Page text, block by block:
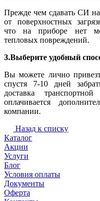
Прежде чем сдавать СИ на
от поверхностных
что на приборе нет
тепловых повреждений.
3.Выберите удобный
Вы можете лично
спустя 7-10 дней
доставка
оплачивается
компании.
Назад к списку
Каталог
Акции
Услуги
Блог
Условия оплаты
Документы
Оферта